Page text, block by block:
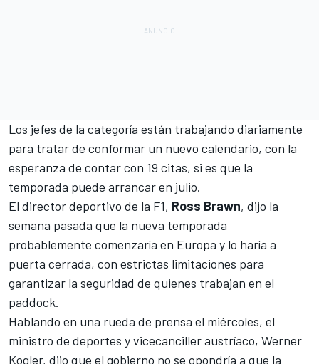
Los jefes de la categoría están trabajando diariamente
para tratar de conformar un nuevo calendario, con la
esperanza de contar con 19 citas, si es que la
temporada puede arrancar en julio.
El director deportivo de la F1, Ross Brawn, dijo la
semana pasada que la nueva temporada
probablemente comenzaría en Europa y lo haría a
puerta cerrada, con estrictas limitaciones para
garantizar la seguridad de quienes trabajan en el
paddock.
Hablando en una rueda de prensa el miércoles, el
ministro de deportes y vicecanciller austríaco, Werner
Kogler, dijo que el gobierno no se opondría a que la